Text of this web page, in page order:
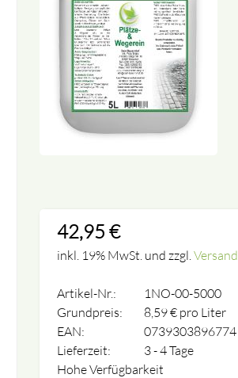
42,95 €
inkl. 19% MwSt. und zzgl. Versand
Artikel-Nr.:
1NO-00-5000
Grundpreis:
8,59€ pro Liter
EAN:
0739303896774
Lieferzeit:
3 - 4 Tage
Hohe Verfügbarkeit